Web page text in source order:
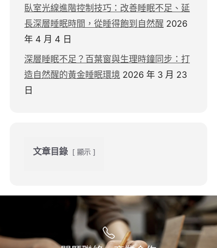
臥室光線進階控制技巧：改善睡眠不足、延
長深層睡眠時間，從睡得飽到自然醒 2026
年 4 月 4 日
深層睡眠不足？百葉窗與生理時鐘同步：打
造自然醒的黃金睡眠環境 2026 年 3 月 23
日
文章目錄 顯示